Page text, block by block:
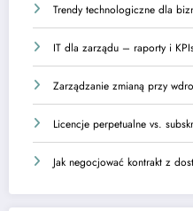
Trendy technologiczne dla
IT dla zarządu – raporty i
Zarządzanie zmianą przy
Licencje perpetualne vs.
Jak negocjować kontrakt z